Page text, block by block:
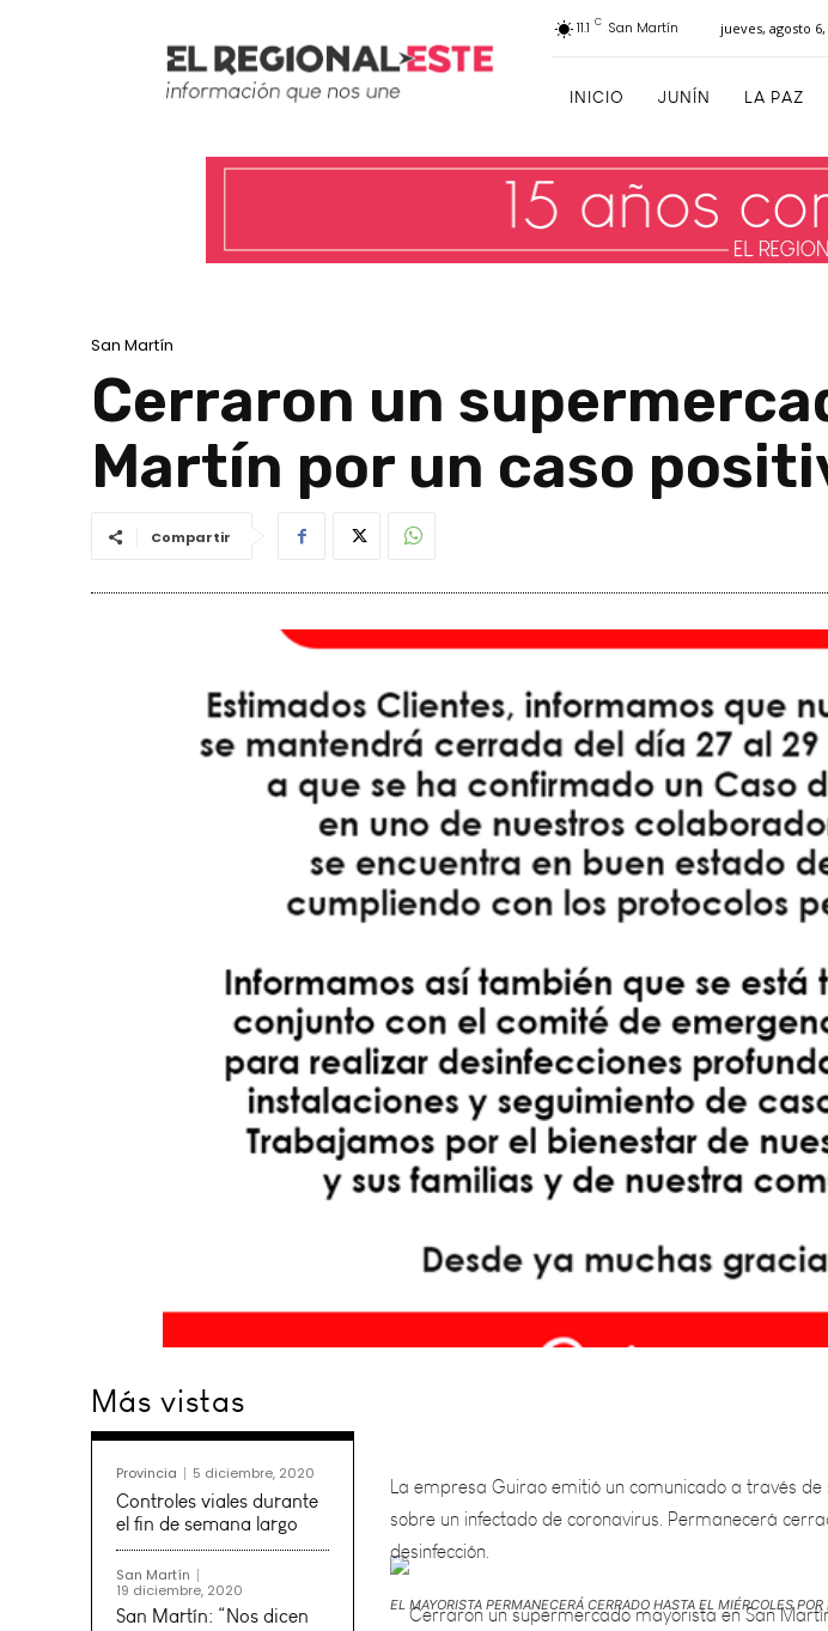
11.1 C San Martín jueves, agosto 6,
INICIO JUNÍN LA PAZ
San Martín
Cerraron un
Martín por un caso
Compartir
Más vistas
Provincia 5 diciembre, 2020
Controles viales durante
el fin de semana largo
San Martín
19 diciembre, 2020
San Martín: “Nos dicen
sobre un infectado de coronavirus. Permanecerá
desinfección.
EL MAYORISTA PERMANECERÁ CERRADO HASTA EL MIÉRCOLES